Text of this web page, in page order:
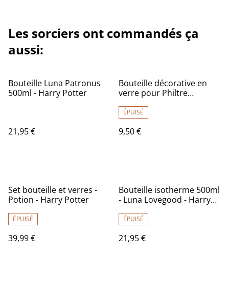
Les sorciers ont commandés ça
aussi:
Bouteille Luna Patronus
500ml - Harry Potter
21,95 €
Bouteille décorative en
verre pour Philtre
ÉPUISÉ
9,50 €
Set bouteille et verres -
Potion - Harry Potter
ÉPUISÉ
39,99 €
Bouteille isotherme 500ml
- Luna Lovegood - Harry
ÉPUISÉ
21,95 €